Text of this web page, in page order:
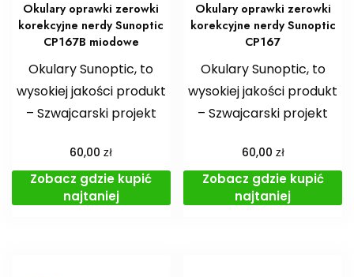
Okulary oprawki zerowki
korekcyjne nerdy Sunoptic
CP167B miodowe
Okulary Sunoptic, to
wysokiej jakości produkt
– Szwajcarski projekt
60,00zł
Zobacz gdzie kupić
najtaniej
Okulary oprawki zerowki
korekcyjne nerdy Sunoptic
CP167
Okulary Sunoptic, to
wysokiej jakości produkt
– Szwajcarski projekt
60,00 zł
Zobacz gdzie kupić
najtaniej